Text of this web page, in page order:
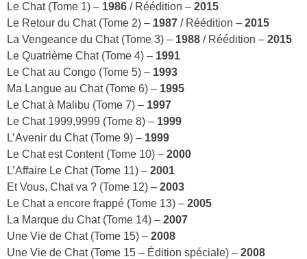
Le Chat (Tome 1) – 1986 / Réédition – 2015
Le Retour du Chat (Tome 2) – 1987 / Réédition – 2015
La Vengeance du Chat (Tome 3) – 1988 / Réédition – 2015
Le Quatrième Chat (Tome 4) – 1991
Le Chat au Congo (Tome 5) – 1993
Ma Langue au Chat (Tome 6) – 1995
Le Chat à Malibu (Tome 7) – 1997
Le Chat 1999,9999 (Tome 8) – 1999
L’Avenir du Chat (Tome 9) – 1999
Le Chat est Content (Tome 10) – 2000
L’Affaire Le Chat (Tome 11) – 2001
Et Vous, Chat va ? (Tome 12) – 2003
Le Chat a encore frappé (Tome 13) – 2005
La Marque du Chat (Tome 14) – 2007
Une Vie de Chat (Tome 15) – 2008
Une Vie de Chat (Tome 15 – Édition spéciale) – 2008